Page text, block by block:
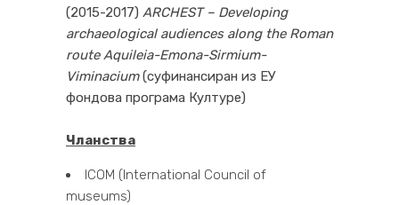
(2015-2017) ARCHEST – Developing
archaeological audiences along the Roman
route Aquileia-Emona-Sirmium-
Viminacium(суфинансиран из ЕУ
фондова програма Културе)
Чланства
ICOM (International Council of
museums)